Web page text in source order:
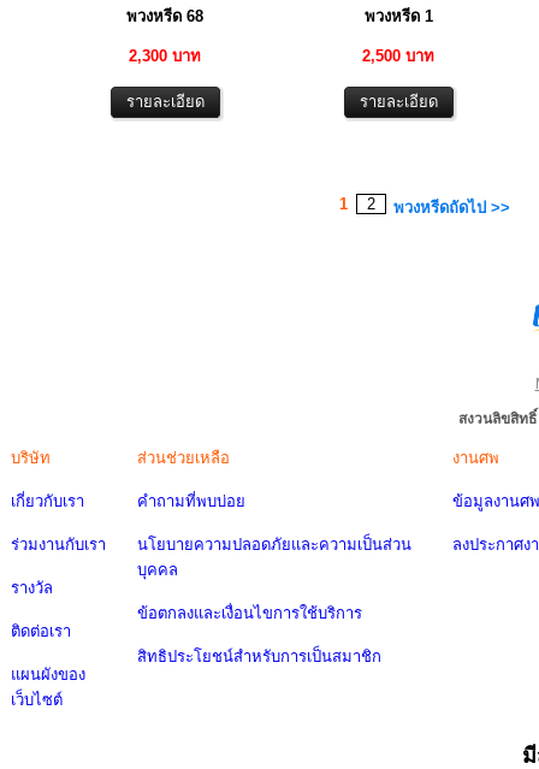
พวงหรีด 68
2,300 บาท
พวงหรีด 1
2,500 บาท
1 2 พวงหรีดถัดไป >>
สงวนลิขสิท
บริษัท
เกี่ยวกับเรา
ร่วมงานกับเรา
รางวัล
ติดต่อเรา
แผนผังของ
เว็บไซต์
ส่วนช่วยเหลือ
คำถามที่พบบ่อย
นโยบายความปลอดภัยและความเป็นส่วน
บุคคล
ข้อตกลงและเงื่อนไขการใช้บริการ
สิทธิประโยชน์สำหรับการเป็นสมาชิก
งานศพ
ข้อมูลงานศพ
ลงประกาศง